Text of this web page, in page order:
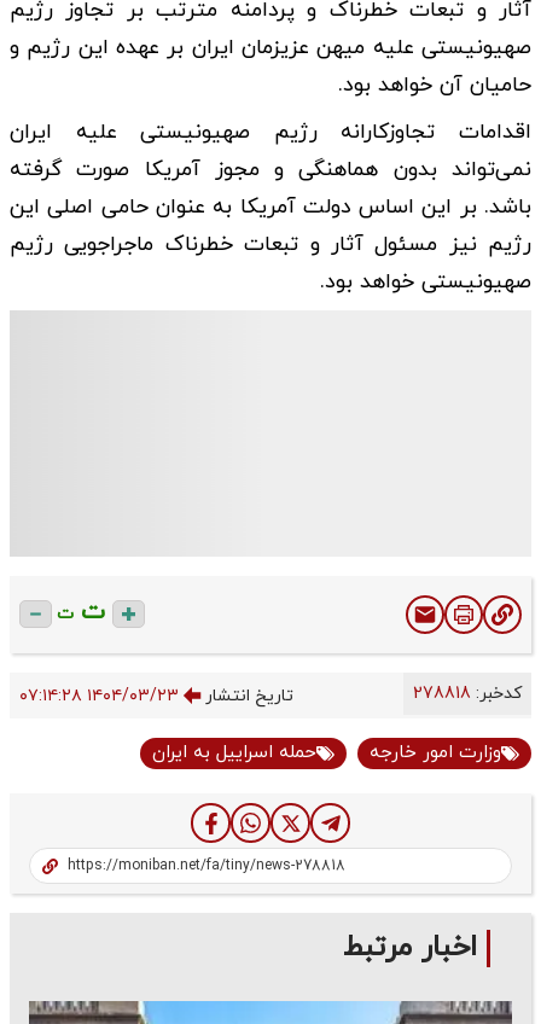
آثار و تبعات خطرناک و پردامنه مترتب بر تجاوز رژیم
صهیونیستی علیه میهن عزیزمان ایران بر عهده این رژیم و
حامیان آن خواهد بود.
اقدامات تجاوزکارانه رژیم صهیونیستی علیه ایران
نمی‌تواند بدون هماهنگی و مجوز آمریکا صورت گرفته
باشد. بر این اساس دولت آمریکا به عنوان حامی اصلی این
رژیم نیز مسئول آثار و تبعات خطرناک ماجراجویی رژیم
صهیونیستی خواهد بود.
ت ت
کدخبر: تاریخ انتشار ۱۴۰۴/۰۳/۲۳ ۰۷:۱۴:۲۸
وزارت امور خارجه حمله اسراییل به ایران
اخبار مرتبط